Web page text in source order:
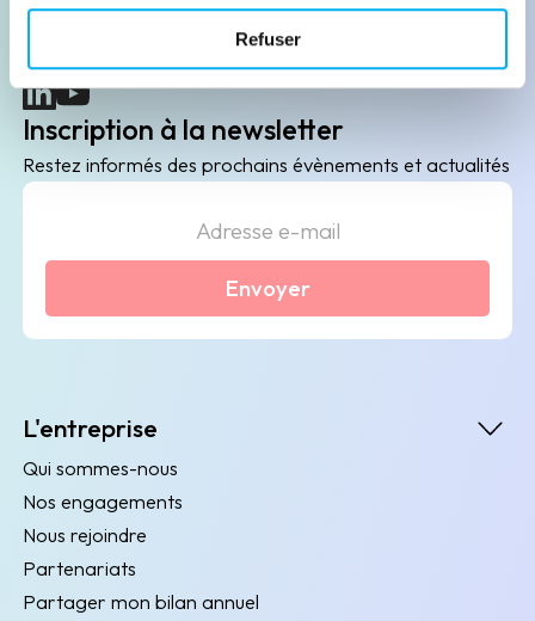
Refuser
B2B de data marketing, gestion des risques
client/fournisseur et conformité.
(nouvelle fenêtre)
(nouvelle fenêtre)
Inscription à la newsletter
Restez informés des prochains évènements et actualités
Envoyer
L'entreprise
Qui sommes-nous
Nos engagements
Nous rejoindre
Partenariats
Partager mon bilan annuel